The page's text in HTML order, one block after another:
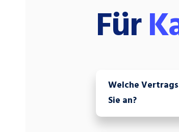
Für
Welche
Sie an?